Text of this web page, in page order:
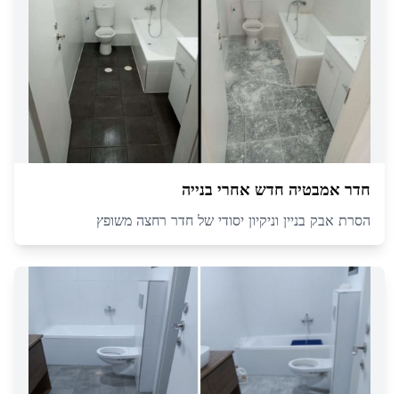
חדר אמבטיה חדש אחרי בנייה
הסרת אבק בניין וניקיון יסודי של חדר רחצה משופץ